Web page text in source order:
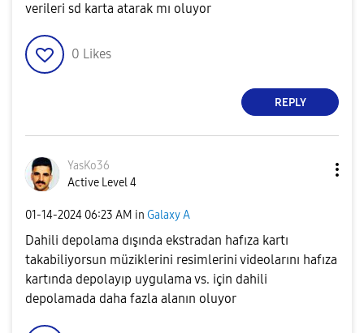
verileri sd karta atarak mı oluyor
0 Likes
REPLY
YasKo36
Active Level 4
‎01-14-2024 06:23 AM in Galaxy A
Dahili depolama dışında ekstradan hafıza kartı
takabiliyorsun müziklerini resimlerini videolarını hafıza
kartında depolayıp uygulama vs. için dahili
depolamada daha fazla alanın oluyor